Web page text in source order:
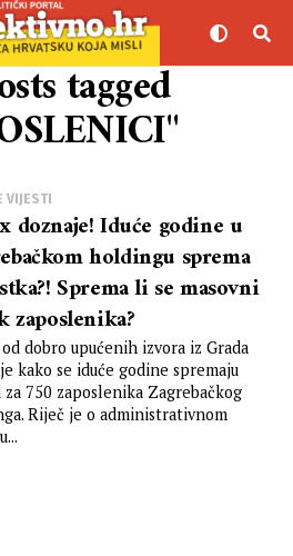
tagged
VIJESTI
doznaje! Iduće godine u
holdingu sprema
Sprema li se masovni
zaposlenika?
dobro upućenih izvora iz Grada
kako se iduće godine spremaju
750 zaposlenika Zagrebačkog
Riječ je o administrativnom